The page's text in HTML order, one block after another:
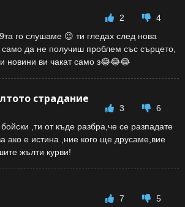
2
4
го слушаме 😉 ти гледах след нова
само да не получиш проблем със сърцето,
новини ви чакат само з😂😂😂
страдание
3
6
бойски ,ти от къде разбра,че се разпадате
ако е истина ,ние кого ще друсаме,вие
жълти курви!
7
5